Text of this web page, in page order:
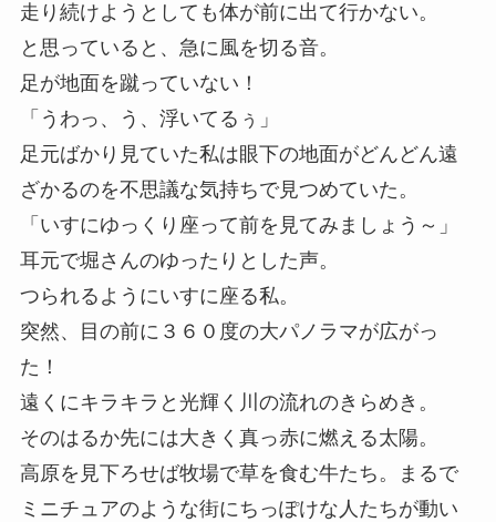
走り続けようとしても体が前に出て行かない。
と思っていると、急に風を切る音。
足が地面を蹴っていない！
「うわっ、う、浮いてるぅ」
足元ばかり見ていた私は眼下の地面がどんどん遠
ざかるのを不思議な気持ちで見つめていた。
「いすにゆっくり座って前を見てみましょう～」
耳元で堀さんのゆったりとした声。
つられるようにいすに座る私。
突然、目の前に３６０度の大パノラマが広がっ
た！
遠くにキラキラと光輝く川の流れのきらめき。
そのはるか先には大きく真っ赤に燃える太陽。
高原を見下ろせば牧場で草を食む牛たち。まるで
ミニチュアのような街にちっぽけな人たちが動い